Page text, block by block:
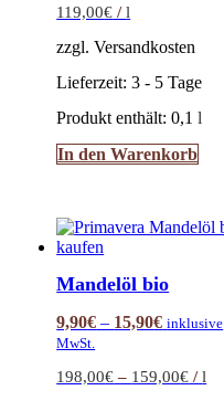
119,00€ /l
zzgl. Versandkosten
Lieferzeit:3 - 5 Tage
Produkt enthält: 0,1l
In den Warenkorb
Mandelöl bio
9,90€ – 15,90€ inklusive
MwSt.
198,00€ – 159,00€ /l